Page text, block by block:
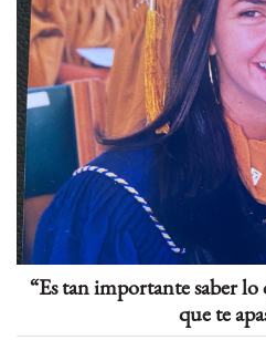
“Es tan importante saber
que te